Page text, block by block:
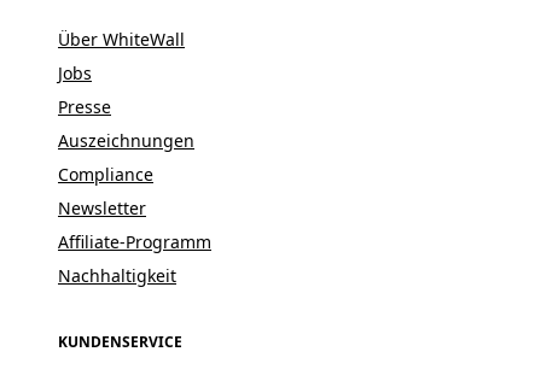
Über WhiteWall
Jobs
Presse
Auszeichnungen
Compliance
Newsletter
Affiliate-Programm
Nachhaltigkeit
KUNDENSERVICE